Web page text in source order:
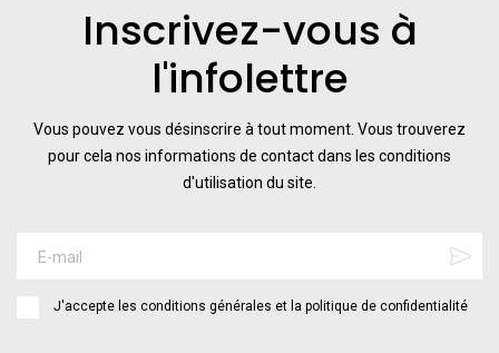
Inscrivez-vous à
l'infolettre
Vous pouvez vous désinscrire à tout moment. Vous trouverez
pour cela nos informations de contact dans les conditions
d'utilisation du site.
J'accepte les conditions générales et la politique de confidentialité